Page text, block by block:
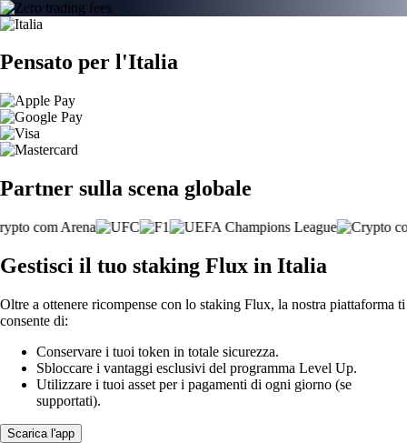
Pensato per l'Italia
Partner sulla scena globale
Gestisci il tuo staking Flux in Italia
Oltre a ottenere ricompense con lo staking Flux, la nostra piattaforma ti
consente di:
Conservare i tuoi token in totale sicurezza.
Sbloccare i vantaggi esclusivi del programma Level Up.
Utilizzare i tuoi asset per i pagamenti di ogni giorno (se
supportati).
Scarica l'app